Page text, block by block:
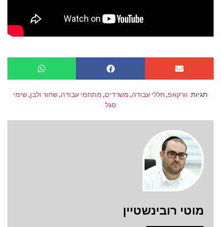
תגיות: וורקאפ, חללי עבודה, משרדים, מתחמי עבודה,שחור ולבן,שימי
סגל
מוטי רובינשטיין